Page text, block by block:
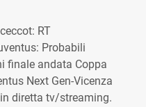
RT
Probabili
finale andata Coppa
Next Gen-Vicenza
diretta tv/streaming.